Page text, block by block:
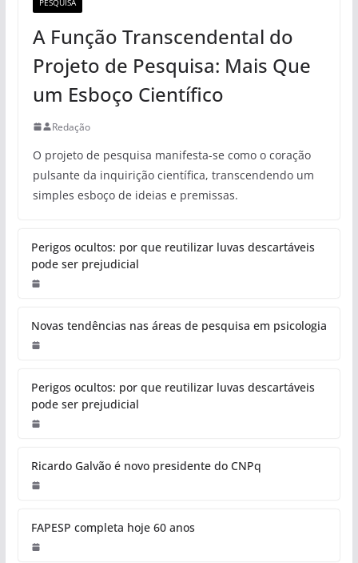
A Função Transcendental do
Projeto de Pesquisa: Mais Que
um Esboço Científico
Redação
O projeto de pesquisa manifesta-se como o coração
pulsante da inquirição científica, transcendendo um
simples esboço de ideias e premissas.
Perigos ocultos: por que reutilizar luvas descartáveis
pode ser prejudicial
Novas tendências nas áreas de pesquisa em psicologia
Perigos ocultos: por que reutilizar luvas descartáveis
pode ser prejudicial
Ricardo Galvão é novo presidente do CNPq
FAPESP completa hoje 60 anos